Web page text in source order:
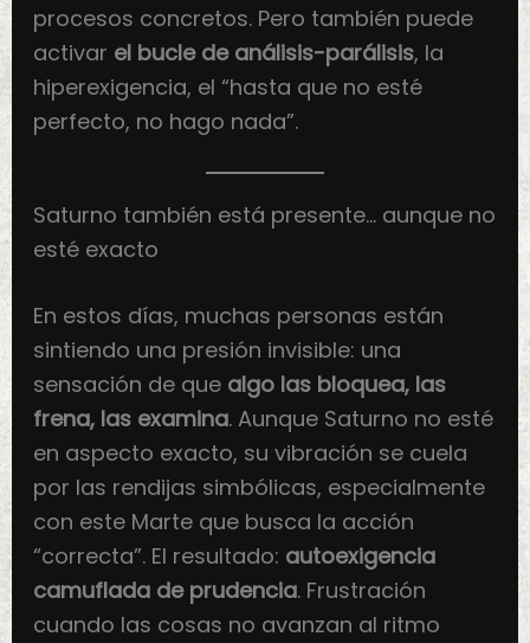
procesos concretos. Pero también puede
activar el bucle de análisis-parálisis, la
hiperexigencia, el “hasta que no esté
perfecto, no hago nada”.
Saturno también está presente… aunque no
esté exacto
En estos días, muchas personas están
sintiendo una presión invisible: una
sensación de que algo las bloquea, las
frena, las examina. Aunque Saturno no esté
en aspecto exacto, su vibración se cuela
por las rendijas simbólicas, especialmente
con este Marte que busca la acción
“correcta”. El resultado: autoexigencia
camuflada de prudencia. Frustración
cuando las cosas no avanzan al ritmo